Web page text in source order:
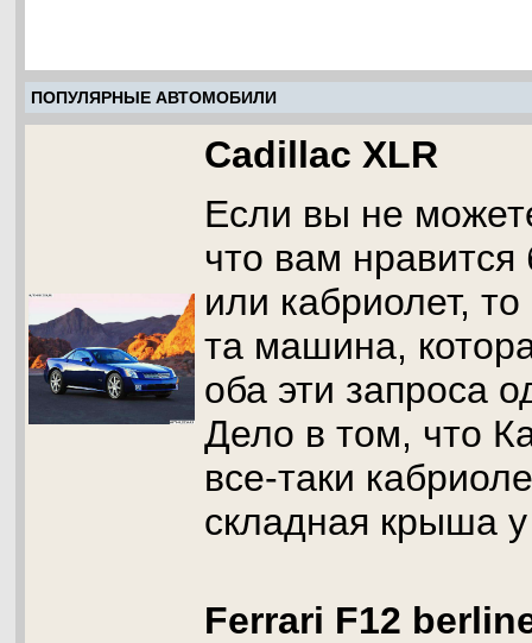
ПОПУЛЯРНЫЕ АВТОМОБИЛИ
Cadillac XLR
Если вы не
что вам
или кабриолет,
та машина,
оба эти запроса
Дело в том, что
все-таки
складная крыша
Ferrari F12